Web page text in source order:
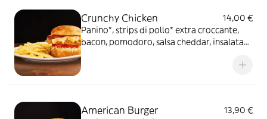
Crunchy Chicken
14,00 €
Panino*, strips di pollo* extra croccante,
bacon, pomodoro, salsa cheddar, insalata
American Burger
13,90 €